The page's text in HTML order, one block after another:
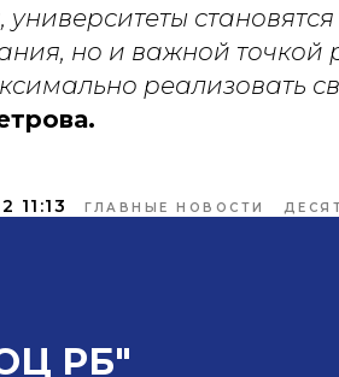
но и важной точкой
реализовать
11:13 ГЛАВНЫЕ НОВОСТИ
РБ"